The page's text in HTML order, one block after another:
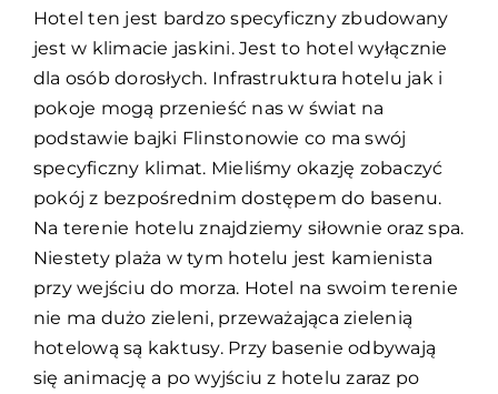
Hotel ten jest bardzo specyficzny zbudowany
jest w klimacie jaskini. Jest to hotel wyłącznie
dla osób dorosłych. Infrastruktura hotelu jak i
pokoje mogą przenieść nas w świat na
podstawie bajki Flinstonowie co ma swój
specyficzny klimat. Mieliśmy okazję zobaczyć
pokój z bezpośrednim dostępem do basenu.
Na terenie hotelu znajdziemy siłownie oraz spa.
Niestety plaża w tym hotelu jest kamienista
przy wejściu do morza. Hotel na swoim terenie
nie ma dużo zieleni, przeważająca zielenią
hotelową są kaktusy. Przy basenie odbywają
się animację a po wyjściu z hotelu zaraz po